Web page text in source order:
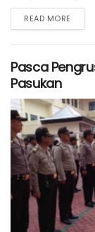
READ MORE
Pasca
Pasukan